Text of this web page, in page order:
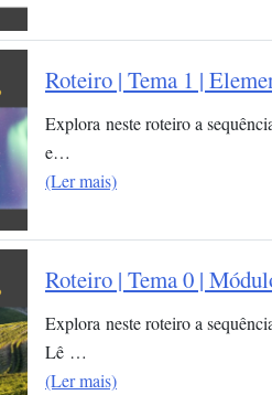
Roteiro | Tema 1 |
Explora neste roteiro a
e…
(Ler mais)
Roteiro | Tema 0 |
Explora neste roteiro a
Lê …
(Ler mais)